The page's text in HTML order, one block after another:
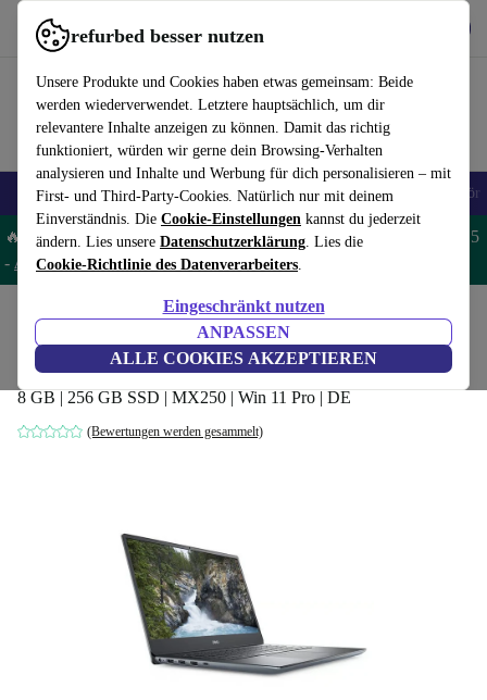
refurbed besser nutzen
Unsere Produkte und Cookies haben etwas gemeinsam: Beide
werden wiederverwendet. Letztere hauptsächlich, um dir
relevantere Inhalte anzeigen zu können. Damit das richtig
funktioniert, würden wir gerne dein Browsing-Verhalten
analysieren und Inhalte und Werbung für dich personalisieren – mit
First- und Third-Party-Cookies. Natürlich nur mit deinem
Einverständnis. Die Cookie-Einstellungen kannst du jederzeit
ändern. Lies unsere Datenschutzerklärung. Lies die
Cookie-Richtlinie des Datenverarbeiters.
Eingeschränkt nutzen
ANPASSEN
ALLE COOKIES AKZEPTIEREN
refurbed schnell und einfach nutzen
🎒 Back to school Handys Laptops Tablets Smartwatches Zubehör
🔥 Spare 5% EXTRA auf MacBooks und iPads – Code: MACPAD5
- AGB
Laptops Dell Laptops
Dell Vostro 5490 | i7-10510U | 14"
8 GB | 256 GB SSD | MX250 | Win 11 Pro | DE
(Bewertungen werden gesammelt)